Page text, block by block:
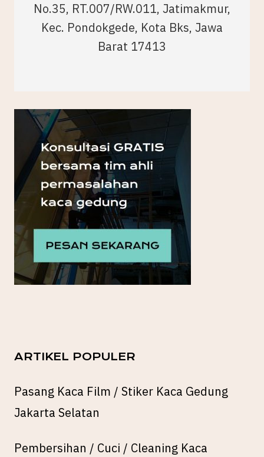
No.35, RT.007/RW.011, Jatimakmur,
Kec. Pondokgede, Kota Bks, Jawa
Barat 17413
ARTIKEL POPULER
Pasang Kaca Film / Stiker Kaca Gedung
Jakarta Selatan
Pembersihan / Cuci / Cleaning Kaca